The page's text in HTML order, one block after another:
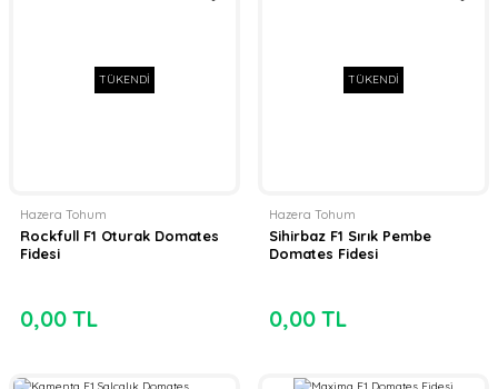
TÜKENDİ
Hazera Tohum
Rockfull F1 Oturak Domates
Fidesi
0,00 TL
TÜKENDİ
Hazera Tohum
Sihirbaz F1 Sırık Pembe
Domates Fidesi
0,00 TL